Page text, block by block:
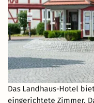
Das Landhaus-Hotel
eingerichtete Zimmer.